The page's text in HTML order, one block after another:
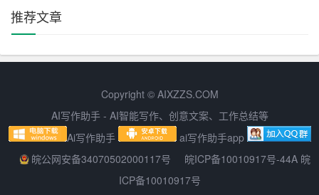
和告知性，是机关单位向下级机关和有关单位布置工作、
传达信息的重要手段。
9. 通报。适用于表彰先进、批评错误、传达重要精神和告
批评错误、传达精神和告知情况的一种文体。
10. 报告。适用于向上级机关汇报工作、反映情况，回复上
级机关的询问。报告具有汇报性和回复性，是下级机关向
上级机关汇报工作、反映情况、回复询问的重要途径。
推荐文章
Copyright © AIXZZS.COM
AI写作助手 - AI智能写作、创意文案、工作总结等
Ai写作助手
ai写作助手app
皖公网安备34070502000117号
皖ICP备10010917号-44A 皖
ICP备10010917号